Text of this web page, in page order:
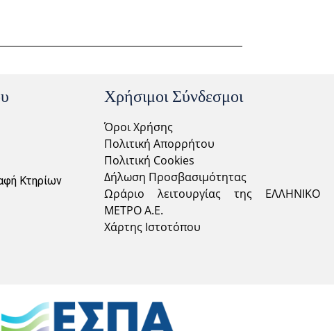
Κτηρίων
Χρήσιμοι Σύνδεσμοι
Όροι Χρήσης
Πολιτική Απορρήτου
Πολιτική Cookies
Δήλωση Προσβασιμότητας
Ωράριο λειτουργίας της ΕΛΛΗΝΙΚΟ
ΜΕΤΡΟ Α.Ε.
Χάρτης Ιστοτόπου